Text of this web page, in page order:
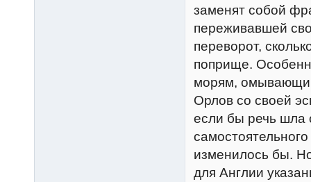
заменят собой
переживавшей
переворот,
поприще.
морям,
Орлов со своей
если бы речь шла
изменилось бы.
для Англии